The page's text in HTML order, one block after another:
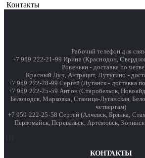
Контакты
Рабочий телефон для
+7 959 222-21-99 Ирина (Краснодон,
Ровеньки - доставка по
Красный Луч, Антрацит, Лутугино -
+7 959 222-28-99 Сергей (Луганск - доставка
+7 959 222-25-59 Антон (Старобельск,
Беловодск, Марковка, Станица-Луганская,
четвергам)
+7 959 222-25-58 Сергей (Алчевск, Брянка,
Первомайск, Перевальск, Артёмовск,
КОНТАКТЫ